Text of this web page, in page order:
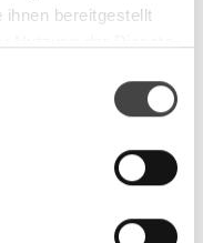
bereitgestellt
als auch
THERMA V ist eine